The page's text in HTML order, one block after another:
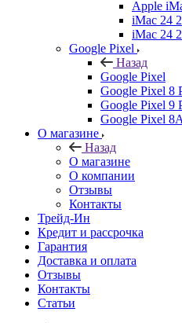
Apple
iMac 24
iMac 24
Google Pixel
Назад
Google Pixel
Google Pixel 8
Google Pixel 9
Google Pixel 8A
О магазине
Назад
О магазине
О компании
Отзывы
Контакты
Трейд-Ин
Кредит и рассрочка
Гарантия
Доставка и оплата
Отзывы
Контакты
Статьи